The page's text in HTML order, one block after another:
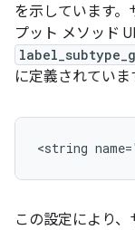
を示しています
プット メソッド
に定義されていま
<string
この設定により